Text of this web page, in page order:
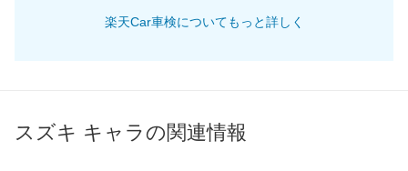
47,600
楽天Car車検についてもっと詳しく
スズキ キャラの関連情報